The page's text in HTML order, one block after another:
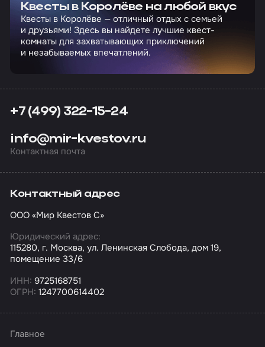
Квесты в Королёве на любой вкус
Квесты в Королёве — отличный отдых с семьей
и друзьями! Здесь вы найдете лучшие квест-
комнаты для захватывающих приключений
и незабываемых впечатлений.
+7 (499) 322-15-24
info@mir-kvestov.ru
Контактная почта
Контактный адрес
ООО «Мир Квестов С»
Юридический адрес:
115280, г. Москва, ул. Ленинская Слобода, дом 19,
помещение 33/6
ИНН: 9725168751
ОГРН: 1247700614402
Главное